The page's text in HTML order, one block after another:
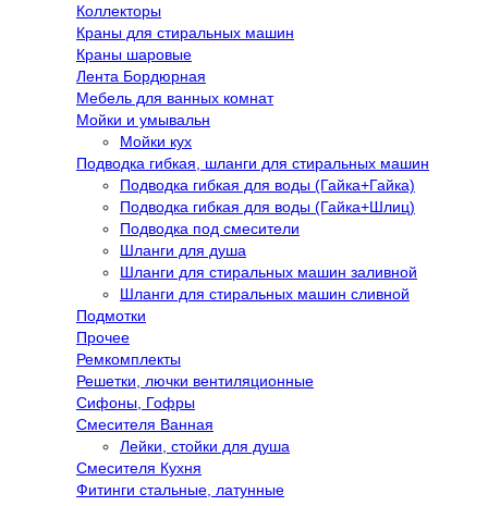
Коллекторы
Краны для стиральных машин
Краны шаровые
Лента Бордюрная
Мебель для ванных комнат
Мойки и умывальн
Мойки кух
Подводка гибкая, шланги для стиральных машин
Подводка гибкая для воды (Гайка+Гайка)
Подводка гибкая для воды (Гайка+Шлиц)
Подводка под смесители
Шланги для душа
Шланги для стиральных машин заливной
Шланги для стиральных машин сливной
Подмотки
Прочее
Ремкомплекты
Решетки, лючки вентиляционные
Сифоны, Гофры
Смесителя Ванная
Лейки, стойки для душа
Смесителя Кухня
Фитинги стальные, латунные